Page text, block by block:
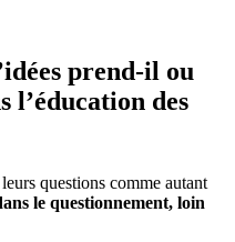
prend-il ou
l’éducation des
questions comme autant
le questionnement, loin